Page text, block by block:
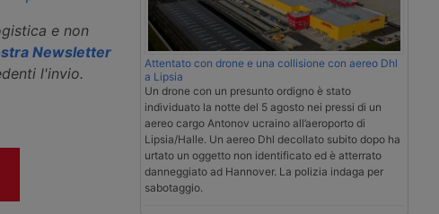
e non
Newsletter
l'invio.
Attentato con drone e una collisione con aereo Dhl
a Lipsia
Un drone con un presunto ordigno è stato
individuato la notte del 5 agosto nei pressi di un
aereo cargo Antonov ucraino all’aeroporto di
Lipsia/Halle. Un aereo Dhl decollato subito dopo ha
urtato un oggetto non identificato ed è atterrato
danneggiato ad Hannover. La polizia indaga per
sabotaggio.